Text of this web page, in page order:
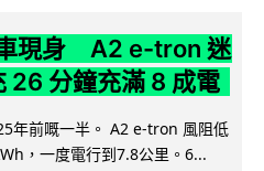
現身 A2 e-tron 迷
分鐘充滿 8 成電
年前嘅一半。 A2 e-tron 風阻低
，一度電行到7.8公里。6...